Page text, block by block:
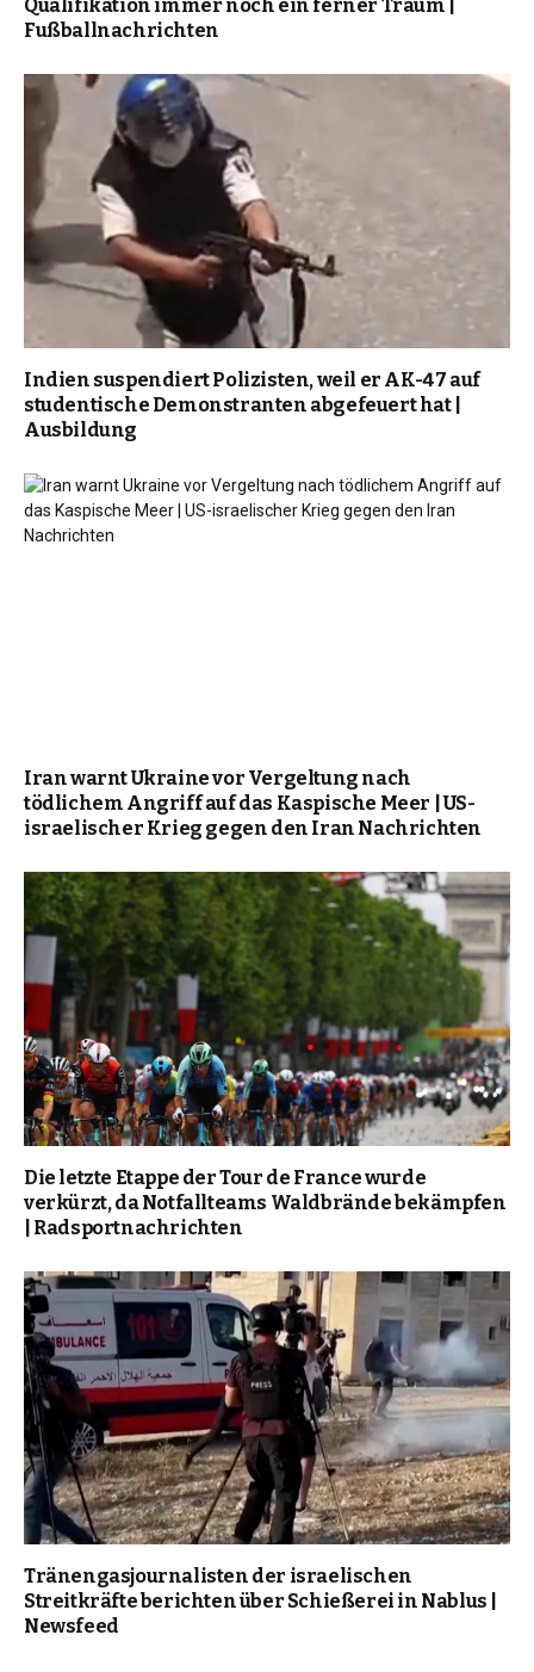
Qualifikation immer noch ein ferner Traum |
Fußballnachrichten
Indien suspendiert Polizisten, weil er AK-47 auf
studentische Demonstranten abgefeuert hat |
Ausbildung
Iran warnt Ukraine vor Vergeltung nach
tödlichem Angriff auf das Kaspische Meer | US-
israelischer Krieg gegen den Iran Nachrichten
Die letzte Etappe der Tour de France wurde
verkürzt, da Notfallteams Waldbrände bekämpfen
| Radsportnachrichten
Tränengasjournalisten der israelischen
Streitkräfte berichten über Schießerei in Nablus |
Newsfeed